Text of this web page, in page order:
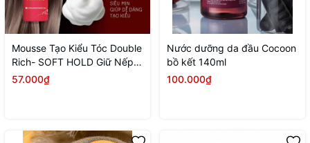
Mousse Tạo Kiểu Tóc Double
Rich- SOFT HOLD Giữ Nếp
Tự Nhiên 150ml
57.000₫
Nước dưỡng da đầu Cocoon
bồ kết 140ml
100.000₫